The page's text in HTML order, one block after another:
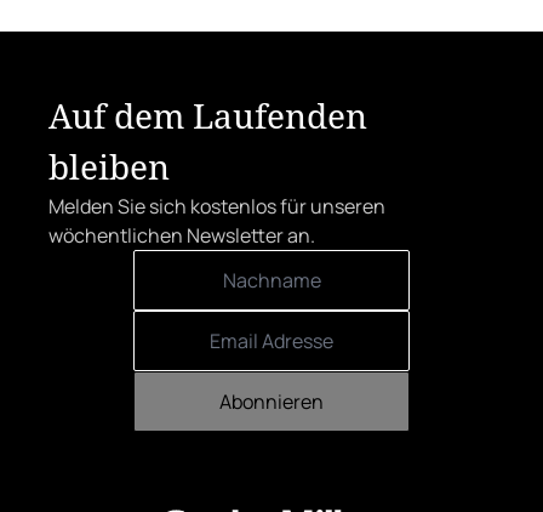
Auf dem Laufenden
bleiben
Melden Sie sich kostenlos für unseren
wöchentlichen Newsletter an.
Abonnieren